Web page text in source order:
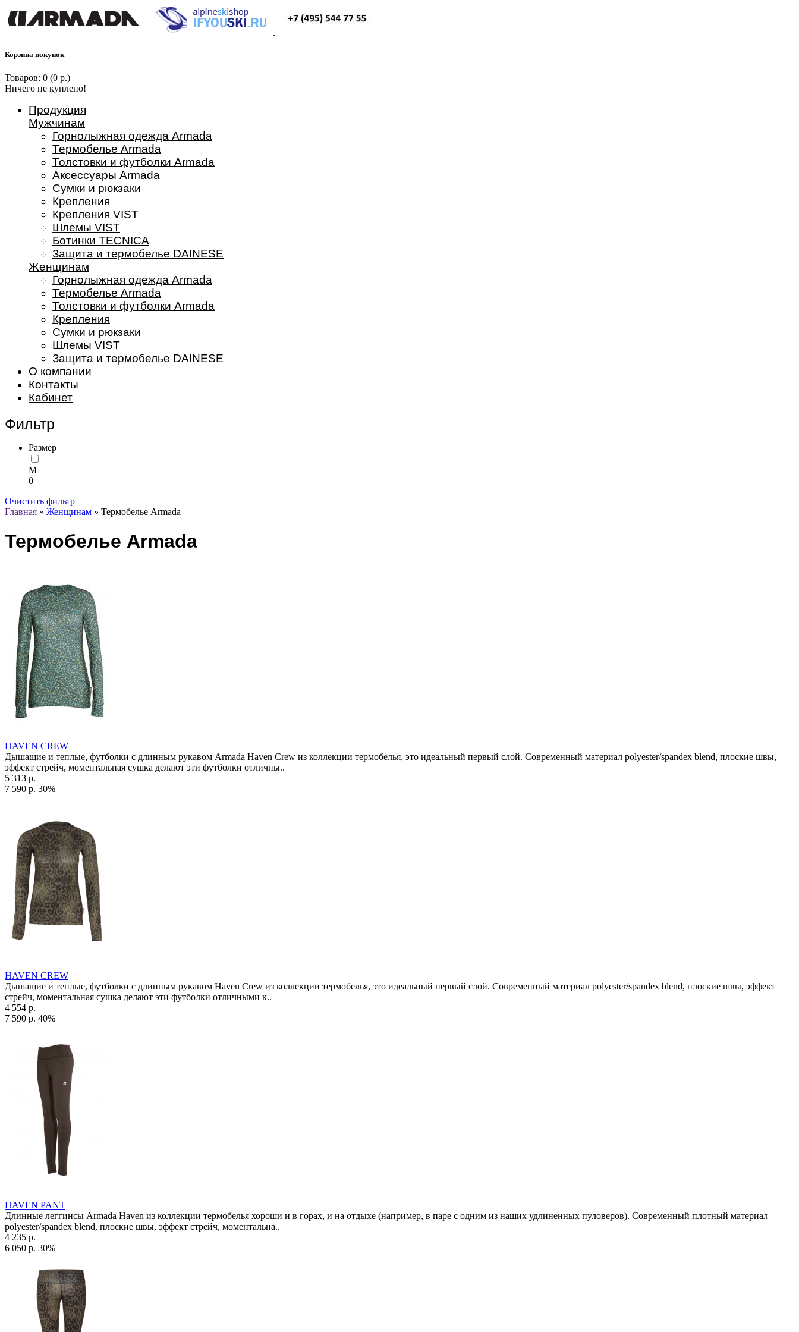
Корзина покупок
Товаров: 0 (0 р.)
Ничего не куплено!
Продукция
Мужчинам
Горнолыжная одежда Armada
Термобелье Armada
Толстовки и футболки Armada
Аксессуары Armada
Сумки и рюкзаки
Крепления
Крепления VIST
Шлемы VIST
Ботинки TECNICA
Защита и термобелье DAINESE
Женщинам
Горнолыжная одежда Armada
Термобелье Armada
Толстовки и футболки Armada
Крепления
Сумки и рюкзаки
Шлемы VIST
Защита и термобелье DAINESE
О компании
Контакты
Кабинет
Фильтр
Размер
M
0
Очистить фильтр
Главная » Женщинам » Термобелье Armada
Термобелье Armada
HAVEN CREW
Дышащие и теплые, футболки с длинным рукавом Armada Haven Crew из коллекции термобелья, это идеальный первый слой. Современный материал polyester/spandex blend, плоские швы,
эффект стрейч, моментальная сушка делают эти футболки отличны..
5 313 р.
7 590 р. 30%
HAVEN CREW
Дышащие и теплые, футболки с длинным рукавом Haven Crew из коллекции термобелья, это идеальный первый слой. Современный материал polyester/spandex blend, плоские швы, эффект
стрейч, моментальная сушка делают эти футболки отличными к..
4 554 р.
7 590 р. 40%
HAVEN PANT
Длинные леггинсы Armada Haven из коллекции термобелья хороши и в горах, и на отдыхе (например, в паре с одним из наших удлиненных пуловеров). Современный плотный материал
polyester/spandex blend, плоские швы, эффект стрейч, моментальна..
4 235 р.
6 050 р. 30%